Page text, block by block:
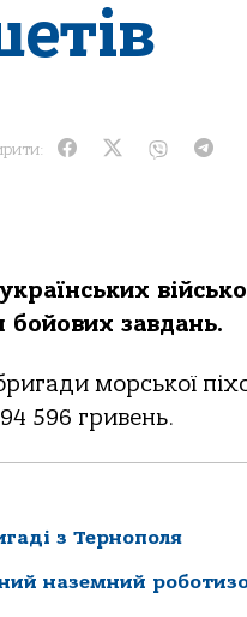
бойових завдань.
морської
596 гривень.
з Тернополя
наземний